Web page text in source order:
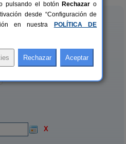
X
pulsando el botón Rechazar o
desde “Configuración de
en nuestra
POLÍTICA DE